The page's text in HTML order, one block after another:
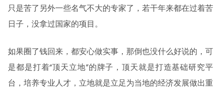
只是苦了另外一些名气不大的专家了，若干年来都在过着苦
日子，没拿过国家的项目。
如果圈了钱回来，都安心做实事，那倒也没什么好说的，可
是都是打着“顶天立地”的牌子，顶天就是打造基础研究平
台，培养专业人才，立地就是立足为当地的经济发展做出重